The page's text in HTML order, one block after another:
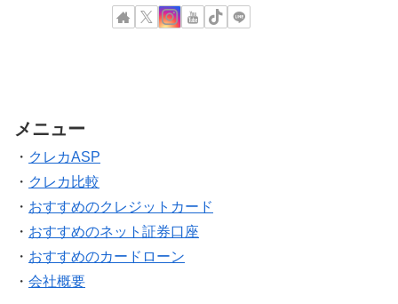
メニュー
・ クレカASP
・ クレカ比較
・ おすすめのクレジットカード
・ おすすめのネット証券口座
・ おすすめのカードローン
・ 会社概要